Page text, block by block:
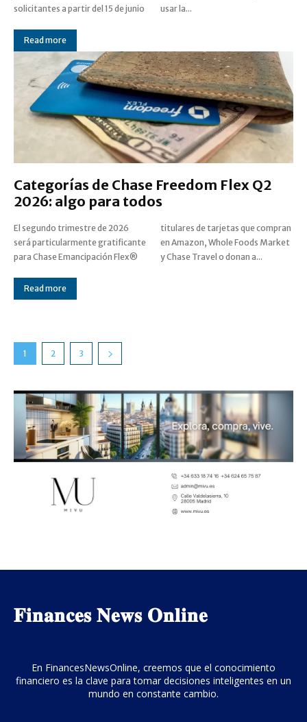
solicitantes a partir del 15 de junio
usar la...
Read more
Categorías de Chase Freedom Flex Q2
2026: algo para todos
El segundo trimestre de 2026
será particularmente gratificante
para Chase Emancipación Flex®
titulares de tarjetas que compran
en Amazon, Whole Foods Market
y Chase Travel o donan a...
Read more
1 2 3
𝐅𝐢𝐧𝐚𝐧𝐜𝐞𝐬 𝐍𝐞𝐰𝐬 𝐎𝐧𝐥𝐢𝐧𝐞
En FinancesNewsOnline, creemos que el conocimiento
financiero es la clave para tomar decisiones inteligentes en un
mundo en constante cambio.